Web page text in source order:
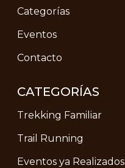
Categorías
Eventos
Contacto
CATEGORÍAS
Trekking Familiar
Trail Running
Eventos ya Realizados